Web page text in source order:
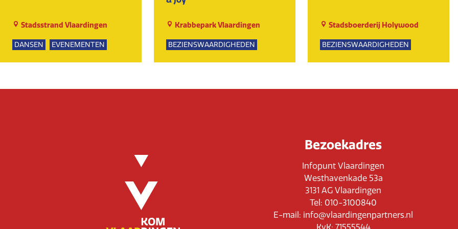
Stadsstrand Vlaardingen
DANSEN
EVENEMENTEN
MUZIEK
Krabbepark Vlaardingen
BEZIENSWAARDIGHEDEN
KUNST EN CULTUUR
Stadsboerderij Holywood
BEZIENSWAARDIGHEDEN
NATUUR
Bezoekadres
Infopunt Vlaardingen
Westhavenkade 53a
3131 AG Vlaardingen
Tel: 010-3100840
E-mail: info@vlaardingenpartners.nl